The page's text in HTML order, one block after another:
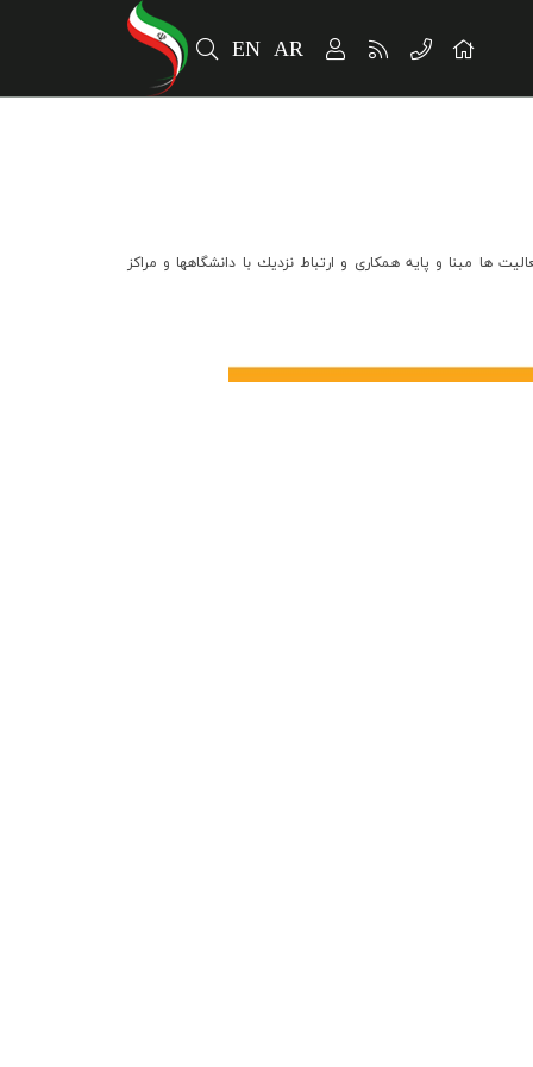
AR
EN
مبنا و پايه همكاري و ارتباط نزديك با دانشگاهها و مراكز